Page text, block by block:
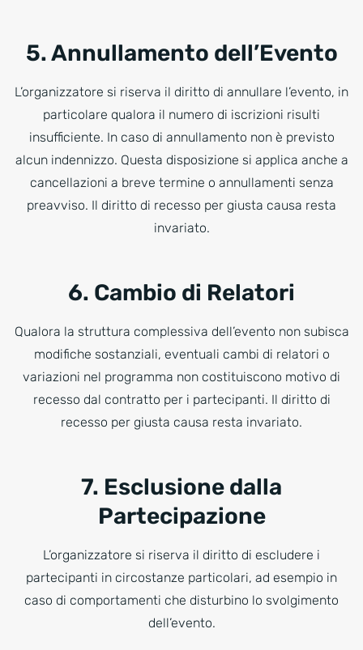
5. Annullamento dell’Evento
L’organizzatore si riserva il diritto di annullare l’evento, in
particolare qualora il numero di iscrizioni risulti
insufficiente. In caso di annullamento non è previsto
alcun indennizzo. Questa disposizione si applica anche a
cancellazioni a breve termine o annullamenti senza
preavviso. Il diritto di recesso per giusta causa resta
invariato.
6. Cambio di Relatori
Qualora la struttura complessiva dell’evento non subisca
modifiche sostanziali, eventuali cambi di relatori o
variazioni nel programma non costituiscono motivo di
recesso dal contratto per i partecipanti. Il diritto di
recesso per giusta causa resta invariato.
7. Esclusione dalla
Partecipazione
L’organizzatore si riserva il diritto di escludere i
partecipanti in circostanze particolari, ad esempio in
caso di comportamenti che disturbino lo svolgimento
dell’evento.